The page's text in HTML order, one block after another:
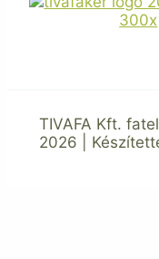
TIVAFA Kft.
2026 |